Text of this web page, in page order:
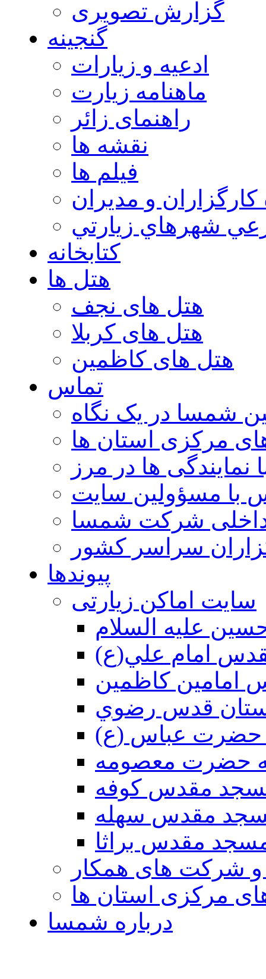
گزارش تصویری
گنجینه
ادعیه و زیارات
ماهنامه زیارت
راهنمای زائر
نقشه ها
فیلم ها
كارگزاران و مديران
شهرهاي زيارتي
کتابخانه
هتل ها
هتل های نجف
هتل های کربلا
هتل های کاظمین
تماس
شمسا در یک نگاه
مرکزی استان ها
نمایندگی ها در مرز
با مسؤولین سایت
شرکت شمسا
سراسر کشور
پیوندها
سایت اماکن زیارتی
عليه السلام
امام علي(ع)
امامين كاظمين
قدس رضوي
حضرت عباس (ع)
حضرت معصومه
مقدس كوفه
مقدس سهله
مقدس براثا
و شرکت های همکار
مرکزی استان ها
درباره شمسا